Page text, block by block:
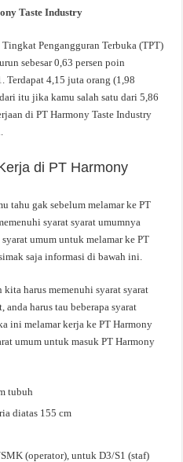
Taste Industry
Pengangguran Terbuka (TPT)
sebesar 0,63 persen poin
Terdapat 4,15 juta orang (1,98
itu jika kamu salah satu dari 5,86
di PT Harmony Taste Industry
di PT Harmony
tahu gak sebelum melamar ke PT
syarat syarat umumnya
umum untuk melamar ke PT
saja informasi di bawah ini.
kita harus memenuhi syarat syarat
anda harus tau beberapa syarat
ini melamar kerja ke PT Harmony
umum untuk masuk PT Harmony
tubuh
diatas 155 cm
(operator), untuk D3/S1 (staf)